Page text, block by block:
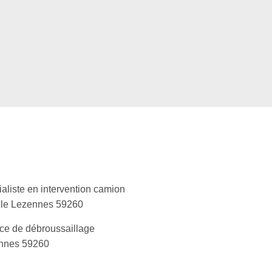
en intervention camion
Lezennes 59260
de débroussaillage
59260